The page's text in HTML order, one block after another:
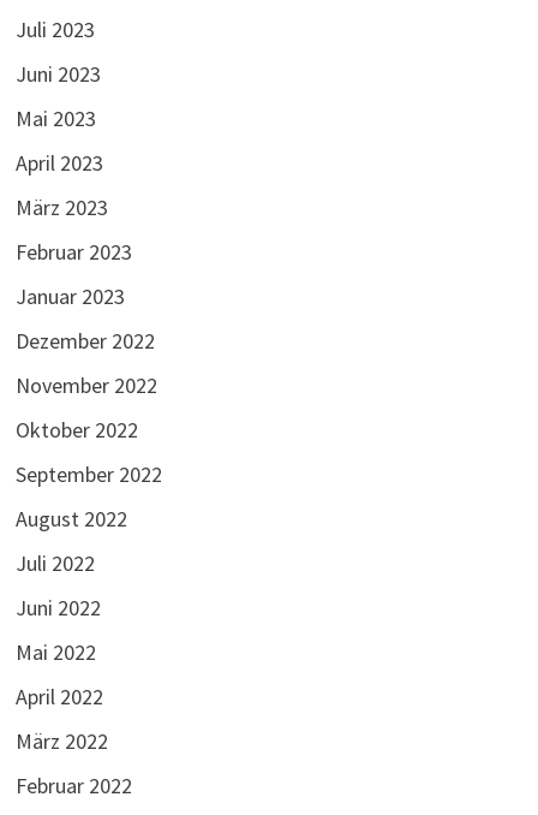
Juli 2023
Juni 2023
Mai 2023
April 2023
März 2023
Februar 2023
Januar 2023
Dezember 2022
November 2022
Oktober 2022
September 2022
August 2022
Juli 2022
Juni 2022
Mai 2022
April 2022
März 2022
Februar 2022